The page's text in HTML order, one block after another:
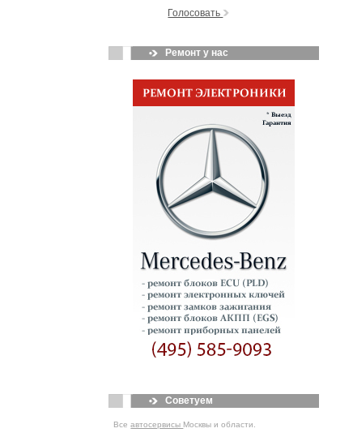
Голосовать
Ремонт у нас
Советуем
Всеавтосервисы Москвы и области.